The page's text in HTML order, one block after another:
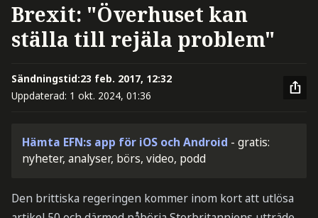
Brexit: "Överhuset kan
ställa till rejäla problem"
Sändningstid:23 feb. 2017, 12:32
Uppdaterad: 1 okt. 2024, 01:36
Hämta EFN:s app för iOS och Android - gratis:
nyheter, analyser, börs, video, podd
Den brittiska regeringen kommer inom kort att utlösa